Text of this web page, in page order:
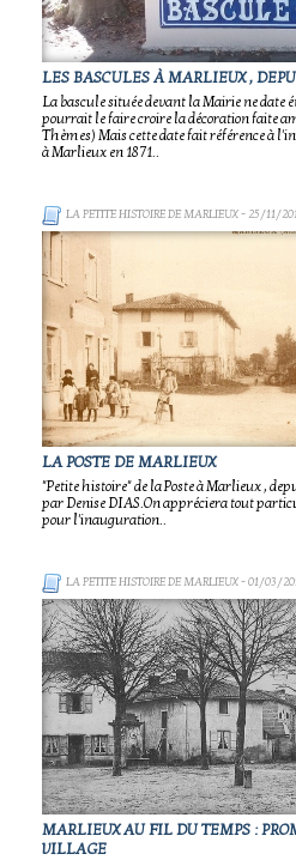
LES BASCULES À MARLIEUX ,
La bascule située devant la Mairie ne date
pourrait le faire croire la décoration faite
Thèmes) Mais cette date fait référence à
à Marlieux en 1871..
LA PETITE HISTOIRE DE MARLIEUX- 25/11/
LA POSTE DE MARLIEUX
"Petite histoire" de la Poste à Marlieux ,
par Denise DIAS.On appréciera tout
pour l'inauguration..
LA PETITE HISTOIRE DE MARLIEUX- 01/03/
MARLIEUX AU FIL DU TEMPS :
VILLAGE